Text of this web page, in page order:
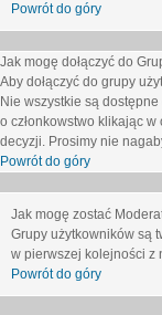
Powrót do góry
Jak mogę dołączyć do
Aby dołączyć do grupy
Nie wszystkie są
o członkowstwo klikając
decyzji. Prosimy nie
Powrót do góry
Jak mogę zostać
Grupy użytkowników są
w pierwszej kolejności z
Powrót do góry